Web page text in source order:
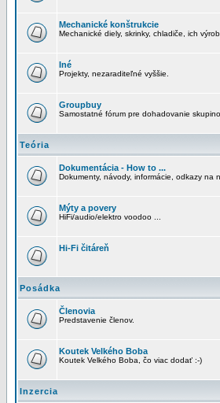
Mechanické konštrukcie
Mechanické diely, skrinky, chladiče, ich
Iné
Projekty, nezaraditeľné vyššie.
Groupbuy
Samostatné fórum pre dohadovanie
Teória
Dokumentácia - How to ...
Dokumenty, návody, informácie, odkazy na
Mýty a povery
HiFi/audio/elektro voodoo ...
Hi-Fi čitáreň
Posádka
Členovia
Predstavenie členov.
Koutek Velkého Boba
Koutek Velkého Boba, čo viac dodať :-)
Inzercia